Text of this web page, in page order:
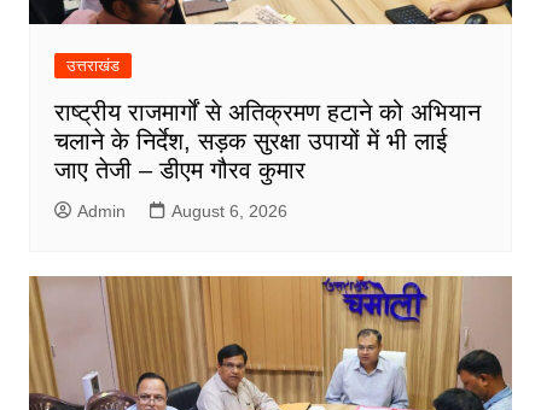
उत्तराखंड
राष्ट्रीय राजमार्गों से अतिक्रमण हटाने को अभियान
चलाने के निर्देश, सड़क सुरक्षा उपायों में भी लाई
जाए तेजी – डीएम गौरव कुमार
Admin August 6, 2026